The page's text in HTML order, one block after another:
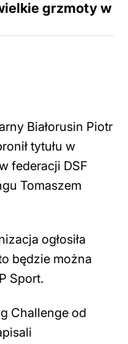
grzmoty w
Białorusin Piotr
tytułu w
federacji DSF
Tomaszem
ogłosiła
będzie można
Sport.
Challenge od